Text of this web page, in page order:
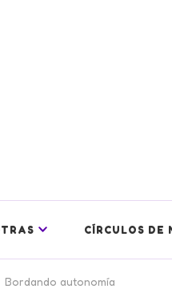
CÍRCULOS DE
Bordando autonomía